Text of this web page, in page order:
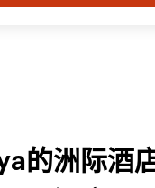
的洲际酒